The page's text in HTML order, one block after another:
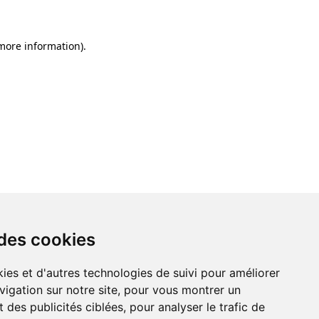
cookies
et d'autres technologies de suivi pour améliorer
sur notre site, pour vous montrer un
des publicités ciblées, pour analyser le trafic de
information).